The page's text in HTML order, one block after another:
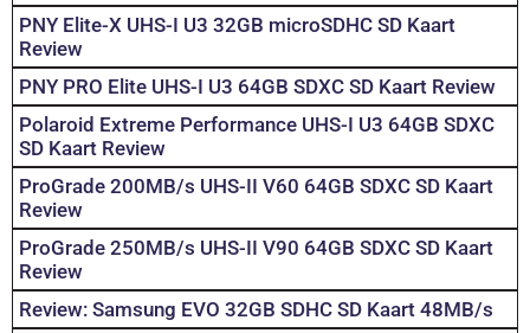
PNY Elite-X UHS-I U3 32GB microSDHC SD Kaart
Review
PNY PRO Elite UHS-I U3 64GB SDXC SD Kaart Review
Polaroid Extreme Performance UHS-I U3 64GB SDXC
SD Kaart Review
ProGrade 200MB/s UHS-II V60 64GB SDXC SD Kaart
Review
ProGrade 250MB/s UHS-II V90 64GB SDXC SD Kaart
Review
Review: Samsung EVO 32GB SDHC SD Kaart 48MB/s